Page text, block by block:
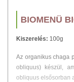
BIOMENÜ
Kiszerelés: 100g
Az organikus chaga
obliquus) készül,
obliquus elsősorban